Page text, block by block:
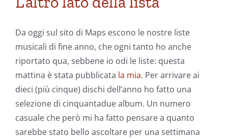
Da oggi sul sito di Maps escono le nostre liste
musicali di fine anno, che ogni tanto ho anche
riportato qua, sebbene io odi le liste: questa
mattina è stata pubblicata la mia. Per arrivare ai
dieci (più cinque) dischi dell’anno ho fatto una
selezione di cinquantadue album. Un numero
casuale che però mi ha fatto pensare a quanto
sarebbe stato bello ascoltare per una settimana